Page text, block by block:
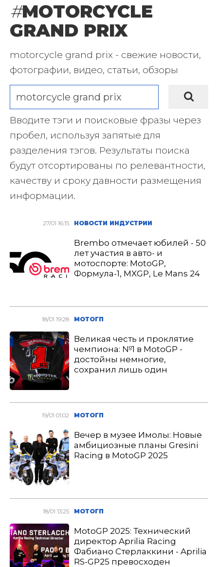
#MOTORCYCLE
GRAND PRIX
motorcycle grand prix - свежие новости,
фотографии, видео, статьи, обзоры
Вводите тэги и поисковые фразы через
пробел, используя запятые для
разделения тэгов. Результаты поиска
будут отсортированы по релевантности,
качеству и сроку давности размещения
информации.
27/01 16:15 НОВОСТИ ИНДУСТРИИ
Brembo отмечает юбилей - 50
лет участия в авто- и
мотоспорте: MotoGP,
Формула-1, MXGP, Le Mans 24
18/01 19:28 МОТОГП
Великая честь и проклятие
чемпиона: №1 в MotoGP -
достойны немногие,
сохранил лишь один
19/01 01:02 МОТОГП
Вечер в музее Имолы: Новые
амбициозные планы Gresini
Racing в MotoGP 2025
18/01 13:25 МОТОГП
MotoGP 2025: Технический
директор Aprilia Racing
Фабиано Стерлаккини - Aprilia
RS-GP25 превосходен